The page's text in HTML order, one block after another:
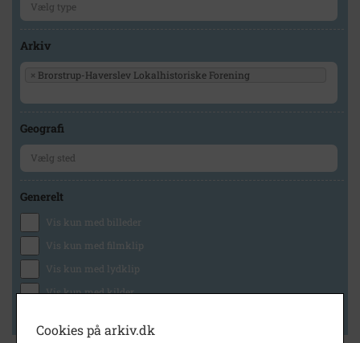
Arkiv
× Brorstrup-Haverslev Lokalhistoriske Forening
Geografi
Generelt
Vis kun med billeder
Vis kun med filmklip
Vis kun med lydklip
Vis kun med kilder
Cookies på arkiv.dk